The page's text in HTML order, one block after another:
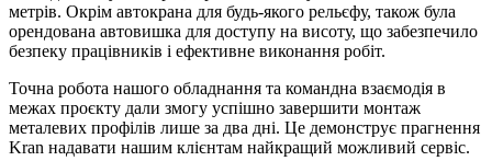
метрів. Окрім автокрана для будь-якого рельєфу, також була
орендована автовишка для доступу на висоту, що забезпечило
безпеку працівників і ефективне виконання робіт.
Точна робота нашого обладнання та командна взаємодія в
межах проєкту дали змогу успішно завершити монтаж
металевих профілів лише за два дні. Це демонструє прагнення
Kran надавати нашим клієнтам найкращий можливий сервіс.